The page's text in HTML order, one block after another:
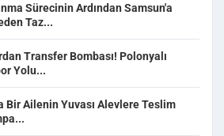
Sürecinin Ardından Samsun'a
Taz...
Transfer Bombası! Polonyalı
Yolu...
Bir Ailenin Yuvası Alevlere Teslim